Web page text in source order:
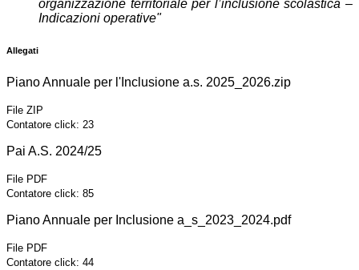
organizzazione territoriale per l’inclusione scolastica –
Indicazioni operative"
Allegati
Piano Annuale per l'Inclusione a.s. 2025_2026.zip
File ZIP
Contatore click: 23
Pai A.S. 2024/25
File PDF
Contatore click: 85
Piano Annuale per Inclusione a_s_2023_2024.pdf
File PDF
Contatore click: 44